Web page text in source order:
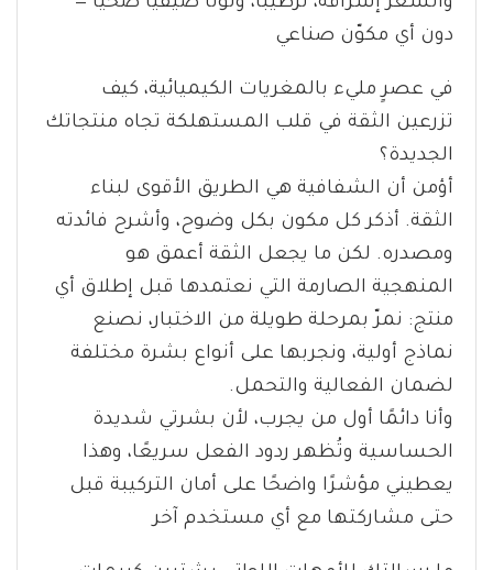
والشعر إشراقة، ترطيبًا، ولونًا صيفيًا صحيًا —
دون أي مكوّن صناعي
في عصرٍ مليء بالمغريات الكيميائية، كيف
تزرعين الثقة في قلب المستهلكة تجاه منتجاتك
الجديدة؟
أؤمن أن الشفافية هي الطريق الأقوى لبناء
الثقة. أذكر كل مكون بكل وضوح، وأشرح فائدته
ومصدره. لكن ما يجعل الثقة أعمق هو
المنهجية الصارمة التي نعتمدها قبل إطلاق أي
منتج: نمرّ بمرحلة طويلة من الاختبار، نصنع
نماذج أولية، ونجربها على أنواع بشرة مختلفة
لضمان الفعالية والتحمل.
وأنا دائمًا أول من يجرب، لأن بشرتي شديدة
الحساسية وتُظهر ردود الفعل سريعًا، وهذا
يعطيني مؤشرًا واضحًا على أمان التركيبة قبل
حتى مشاركتها مع أي مستخدم آخر